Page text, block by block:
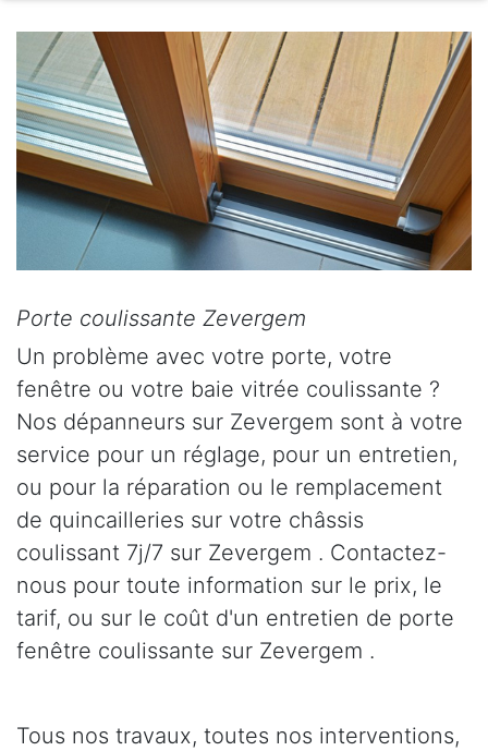
Porte coulissante Zevergem
Un problème avec votre porte, votre
fenêtre ou votre baie vitrée coulissante ?
Nos dépanneurs sur Zevergem sont à votre
service pour un réglage, pour un entretien,
ou pour la réparation ou le remplacement
de quincailleries sur votre châssis
coulissant 7j/7 sur Zevergem . Contactez-
nous pour toute information sur le prix, le
tarif, ou sur le coût d'un entretien de porte
fenêtre coulissante sur Zevergem .
Tous nos travaux, toutes nos interventions,